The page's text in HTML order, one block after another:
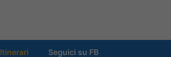
Itinerari Seguici su FB